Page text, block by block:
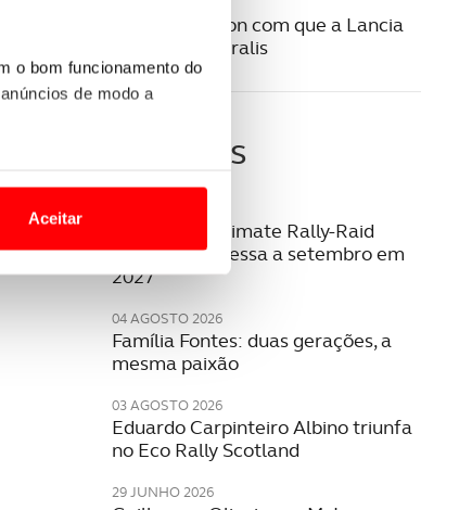
o bom funcionamento do
de modo a
lhe proporcionar
análise, com parceiros
sua experiência de
Aceitar
Este é o Ypsilon com que a Lancia
vai voltar aos ralis
Últimas
W2RC: bp Ultimate Rally-Raid
Portugal regressa a setembro em
2027
04 AGOSTO 2026
Família Fontes: duas gerações, a
mesma paixão
03 AGOSTO 2026
Eduardo Carpinteiro Albino triunfa
no Eco Rally Scotland
29 JUNHO 2026